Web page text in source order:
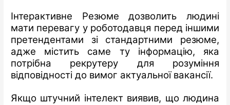
Інтерактивне Резюме дозволить людині
мати перевагу у роботодавця перед іншими
претендентами зі стандартними резюме,
адже містить саме ту інформацію, яка
потрібна рекрутеру для розуміння
відповідності до вимог актуальної вакансії.
Якщо штучний інтелект виявив, що людина